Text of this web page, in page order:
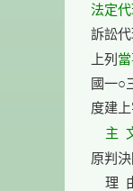
法定代
訴訟
上列
國一○
度建
主
原判